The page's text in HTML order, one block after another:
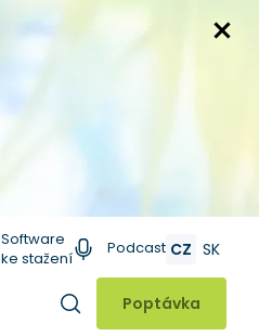
Software
ke stažení
Podcast CZ SK
Hledat
Poptávka